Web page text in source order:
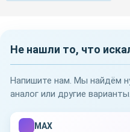
Не нашли то, что
Напишите нам. Мы найдём
аналог или другие варианты.
MAX